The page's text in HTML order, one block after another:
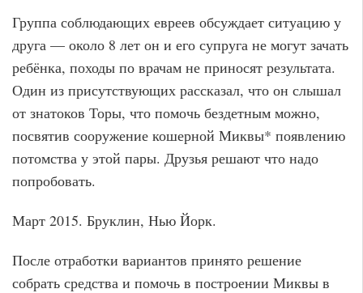
Группа соблюдающих евреев обсуждает ситуацию у
друга — около 8 лет он и его супруга не могут зачать
ребёнка, походы по врачам не приносят результата.
Один из присутствующих рассказал, что он слышал
от знатоков Торы, что помочь бездетным можно,
посвятив сооружение кошерной Миквы* появлению
потомства у этой пары. Друзья решают что надо
попробовать.
Март 2015. Бруклин, Нью Йорк.
После отработки вариантов принято решение
собрать средства и помочь в построении Миквы в